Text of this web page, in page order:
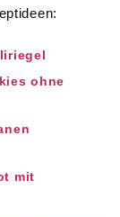
ohne
mit